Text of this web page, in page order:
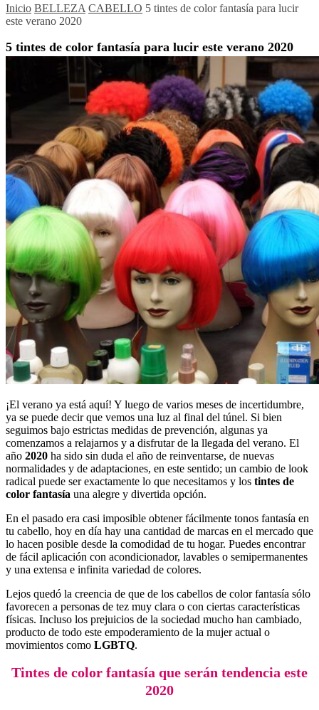
Inicio BELLEZA CABELLO 5 tintes de color fantasía para lucir
este verano 2020
5 tintes de color fantasía para lucir este verano 2020
¡El verano ya está aquí! Y luego de varios meses de incertidumbre,
ya se puede decir que vemos una luz al final del túnel. Si bien
seguimos bajo estrictas medidas de prevención, algunas ya
comenzamos a relajarnos y a disfrutar de la llegada del verano. El
año 2020 ha sido sin duda el año de reinventarse, de nuevas
normalidades y de adaptaciones, en este sentido; un cambio de look
radical puede ser exactamente lo que necesitamos y los tintes de
color fantasía una alegre y divertida opción.
En el pasado era casi imposible obtener fácilmente tonos fantasía en
tu cabello, hoy en día hay una cantidad de marcas en el mercado que
lo hacen posible desde la comodidad de tu hogar. Puedes encontrar
de fácil aplicación con acondicionador, lavables o semipermanentes
y una extensa e infinita variedad de colores.
Lejos quedó la creencia de que de los cabellos de color fantasía sólo
favorecen a personas de tez muy clara o con ciertas características
físicas. Incluso los prejuicios de la sociedad mucho han cambiado,
producto de todo este empoderamiento de la mujer actual o
movimientos como LGBTQ.
Tintes de color fantasía que serán tendencia este
2020